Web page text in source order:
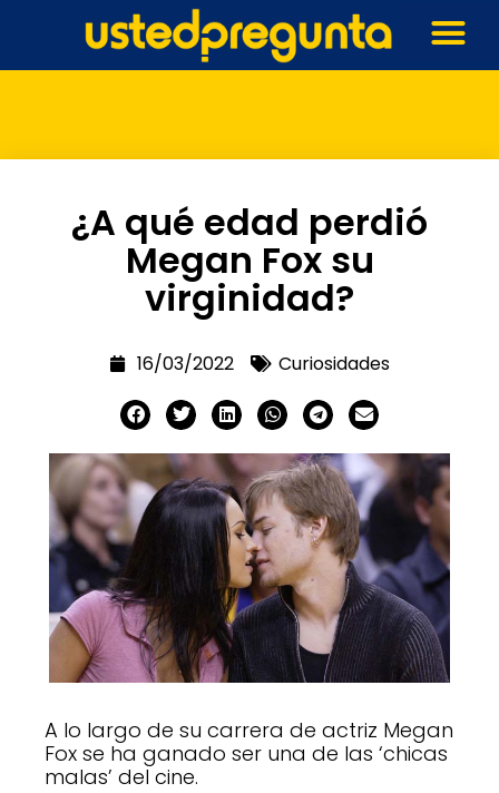
¿A qué edad perdió
Megan Fox su
virginidad?
16/03/2022 Curiosidades
A lo largo de su carrera de actriz Megan
Fox se ha ganado ser una de las ‘chicas
malas’ del cine.